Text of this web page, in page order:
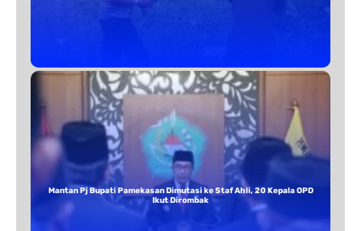
Mantan Pj Bupati Pamekasan Dimutasi ke Staf Ahli, 20 Kepala OPD
Ikut Dirombak